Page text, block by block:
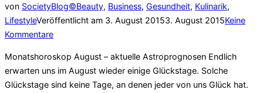
von SocietyBlog©Beauty, Business, Gesundheit, Kulinarik,
LifestyleVeröffentlicht am 3. August 20153. August 2015Keine
Kommentare
Monatshoroskop August – aktuelle Astroprognosen Endlich
erwarten uns im August wieder einige Glückstage. Solche
Glückstage sind keine Tage, an denen jeder von uns Glück hat.